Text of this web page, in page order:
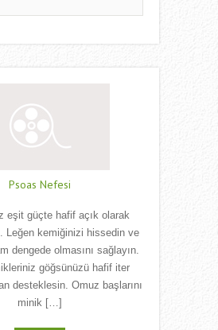
Psoas Nefesi
eşit güçte hafif açık olarak
Leğen kemiğinizi hissedin ve
dengede olmasını sağlayın.
göğsünüzü hafif iter
desteklesin. Omuz başlarını
minik […]